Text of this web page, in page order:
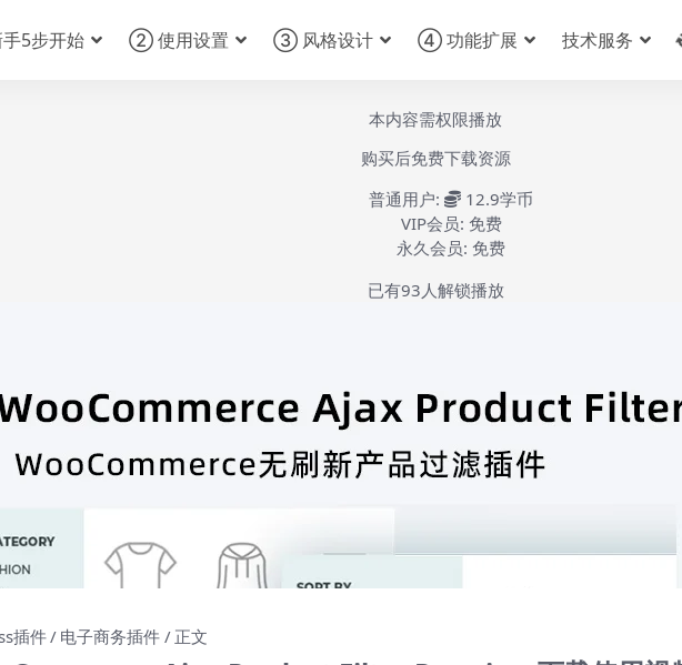
5步开始 ② 使用设置 ③ 风格设计 ④ 功能扩展 技术服务
本内容需权限播放
购买后免费下载资源
普通用户:
12.9学币
VIP会员: 免费
永久会员: 免费
已有93 人解锁播放
Ajax Product Filter安装使用教程-第1集
插件 电子商务插件 正文